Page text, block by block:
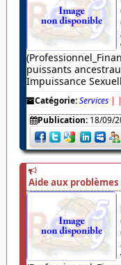
puissants
Impuissance
Catégorie:Services | |
Publication: 18/09/
Aide aux problèmes